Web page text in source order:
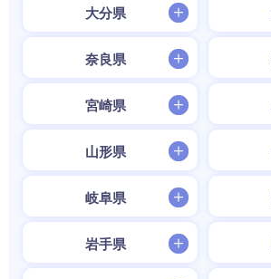
大分県
奈良県
宮崎県
山形県
岐阜県
岩手県